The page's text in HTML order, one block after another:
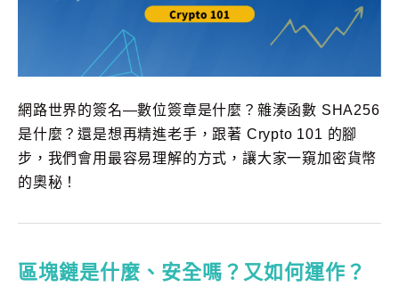
網路世界的簽名—數位簽章是什麼？雜湊函數 SHA256
是什麼？還是想再精進老手，跟著 Crypto 101 的腳
步，我們會用最容易理解的方式，讓大家一窺加密貨幣
的奧秘！
區塊鏈是什麼、安全嗎？又如何運作？